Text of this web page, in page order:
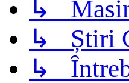
↳
↳ Știri
↳